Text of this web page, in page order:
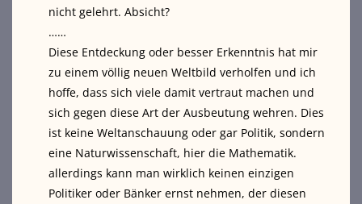
nicht gelehrt. Absicht?
……
Diese Entdeckung oder besser Erkenntnis hat mir
zu einem völlig neuen Weltbild verholfen und ich
hoffe, dass sich viele damit vertraut machen und
sich gegen diese Art der Ausbeutung wehren. Dies
ist keine Weltanschauung oder gar Politik, sondern
eine Naturwissenschaft, hier die Mathematik.
allerdings kann man wirklich keinen einzigen
Politiker oder Bänker ernst nehmen, der diesen